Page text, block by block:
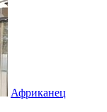
Африканец